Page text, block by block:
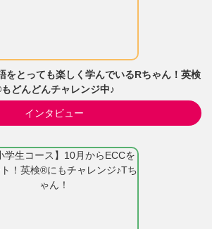
をとっても楽しく学んでいるRちゃん！英検
どんどんチャレンジ中♪
インタビュー